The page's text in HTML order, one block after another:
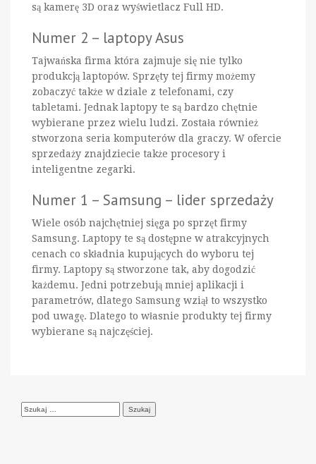
są kamerę 3D oraz wyświetlacz Full HD.
Numer 2 – laptopy Asus
Tajwańska firma która zajmuje się nie tylko
produkcją laptopów. Sprzęty tej firmy możemy
zobaczyć także w dziale z telefonami, czy
tabletami. Jednak laptopy te są bardzo chętnie
wybierane przez wielu ludzi. Została również
stworzona seria komputerów dla graczy. W ofercie
sprzedaży znajdziecie także procesory i
inteligentne zegarki.
Numer 1 – Samsung – lider sprzedaży
Wiele osób najchętniej sięga po sprzęt firmy
Samsung. Laptopy te są dostępne w atrakcyjnych
cenach co składnia kupujących do wyboru tej
firmy. Laptopy są stworzone tak, aby dogodzić
każdemu. Jedni potrzebują mniej aplikacji i
parametrów, dlatego Samsung wziął to wszystko
pod uwagę. Dlatego to własnie produkty tej firmy
wybierane są najczęściej.
Szukaj: